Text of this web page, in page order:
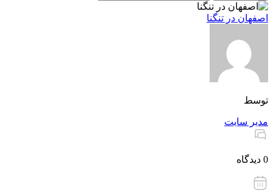
اصفهان در تنگنا
توسط
مدیر سایت
0 دیدگاه